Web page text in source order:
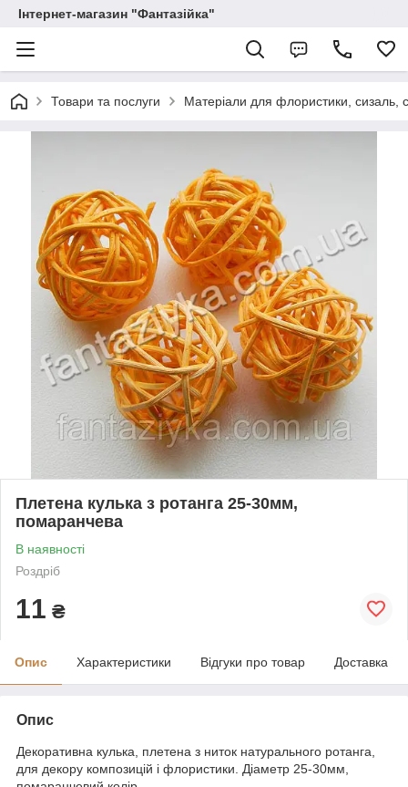
Інтернет-магазин "Фантазійка"
Товари та послуги Матеріали для флористики, сизаль,
Плетена кулька з ротанга 25-30мм,
помаранчева
В наявності
Роздріб
11 ₴
Опис Характеристики Відгуки про товар Доставка
Опис
Декоративна кулька, плетена з ниток натурального ротанга,
для декору композицій і флористики. Діаметр 25-30мм,